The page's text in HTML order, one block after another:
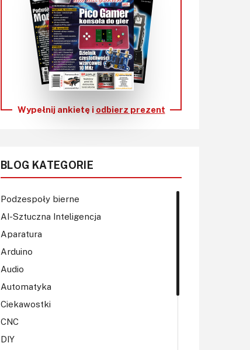
Dla Ciebie
KITy AVT
Kontakt
Do pobrania
Wypełnij ankietę i odbierz prezent
BLOG KATEGORIE
Podzespoły bierne
AI-Sztuczna Inteligencja
Aparatura
Arduino
Audio
Automatyka
Ciekawostki
CNC
DIY